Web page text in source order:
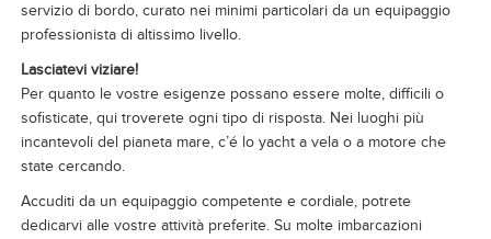
servizio di bordo, curato nei minimi particolari da un equipaggio
professionista di altissimo livello.
Lasciatevi viziare!
Per quanto le vostre esigenze possano essere molte, difficili o
sofisticate, qui troverete ogni tipo di risposta. Nei luoghi più
incantevoli del pianeta mare, c’é lo yacht a vela o a motore che
state cercando.
Accuditi da un equipaggio competente e cordiale, potrete
dedicarvi alle vostre attività preferite. Su molte imbarcazioni